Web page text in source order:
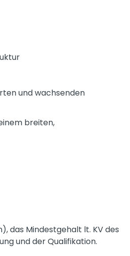
und wachsenden
breiten,
das Mindestgehalt lt. KV des
und der Qualifikation.